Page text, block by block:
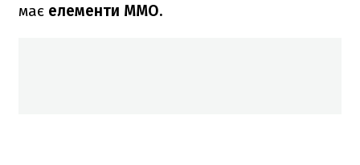
має елементи MMO.